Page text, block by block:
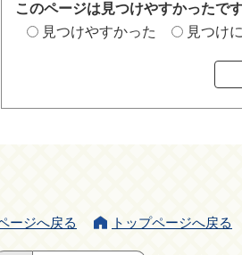
このページは見つけやすかったで
見つけやすかった
見つけ
ージへ戻る トップページへ戻る